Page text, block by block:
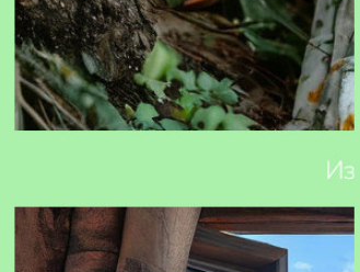
ИИ-помощник iOreestr.ru: точность данных и
недвижимостью, транспортом и
юридическими лицами